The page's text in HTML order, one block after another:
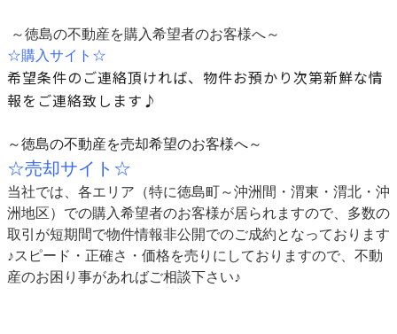
～徳島の不動産を購入希望者のお客様へ～
☆購入サイト☆
希望条件のご連絡頂ければ、物件お預かり次第新鮮な情
報をご連絡致します♪
～徳島の不動産を売却希望のお客様へ～
☆売却サイト☆
当社では、各エリア（特に徳島町～沖洲間・渭東・渭北・沖
洲地区）での購入希望者のお客様が居られますので、多数の
取引が短期間で物件情報非公開でのご成約となっております
♪スピード・正確さ・価格を売りにしておりますので、不動
産のお困り事があればご相談下さい♪